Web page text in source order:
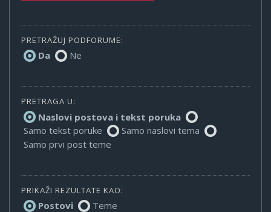
PRETRAŽUJ PODFORUME:
Da Ne
PRETRAGA U:
Naslovi postova i tekst poruka
Samo tekst poruke
Samo naslovi tema
Samo prvi post teme
PRIKAŽI REZULTATE KAO:
Postovi Teme